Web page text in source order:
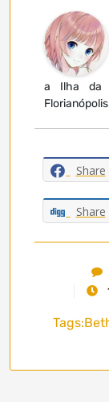
a Ilha da
Share
Share
Tags: